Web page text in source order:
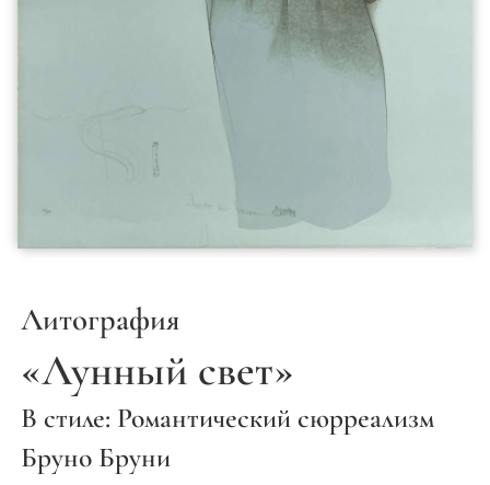
Литография
«Лунный свет»
В стиле: Романтический сюрреализм
Бруно Бруни